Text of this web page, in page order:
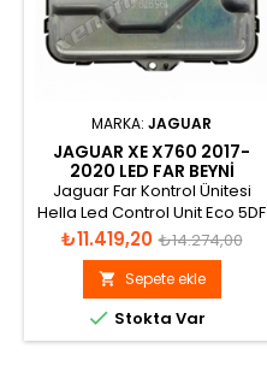
MARKA: JAGUAR
JAGUAR XE X760 2017-
2020 LED FAR BEYNI
T4N13306
Jaguar Far Kontrol Ünitesi
Hella Led Control Unit Eco 5DF
011 818-40 AE, 5DF01181840AE
Fiyat
₺11.419,20 Normal
fiyat
₺14.274,00
 Sepete ekle
 Stokta Var